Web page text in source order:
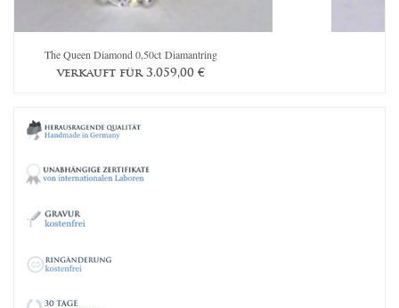
The Queen Diamond 0,50ct Diamantring
verkauft für3.059,00€